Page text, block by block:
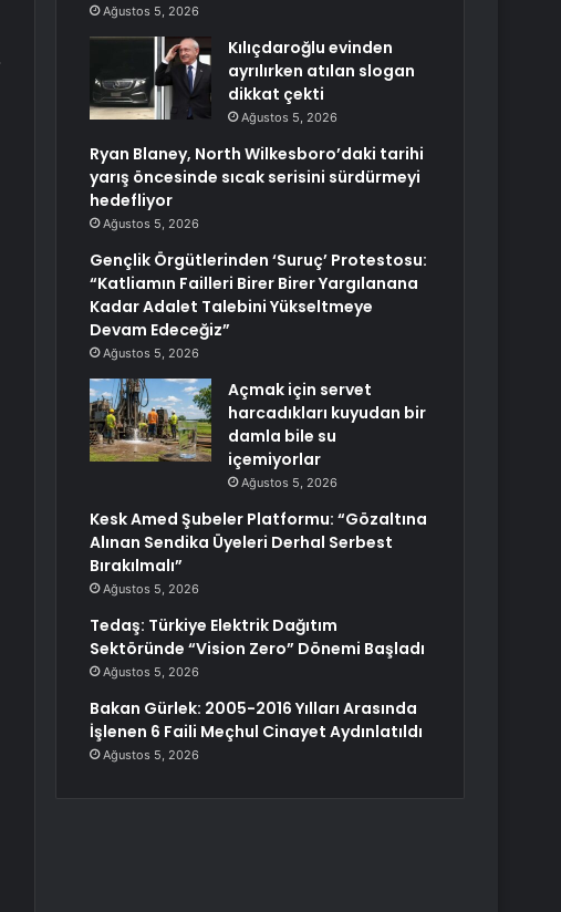
Ağustos 5, 2026
Kılıçdaroğlu evinden
ayrılırken atılan slogan
dikkat çekti
Ağustos 5, 2026
Ryan Blaney, North Wilkesboro’daki tarihi
yarış öncesinde sıcak serisini sürdürmeyi
hedefliyor
Ağustos 5, 2026
Gençlik Örgütlerinden ‘Suruç’ Protestosu:
“Katliamın Failleri Birer Birer Yargılanana
Kadar Adalet Talebini Yükseltmeye
Devam Edeceğiz”
Ağustos 5, 2026
Açmak için servet
harcadıkları kuyudan bir
damla bile su
içemiyorlar
Ağustos 5, 2026
Kesk Amed Şubeler Platformu: “Gözaltına
Alınan Sendika Üyeleri Derhal Serbest
Bırakılmalı”
Ağustos 5, 2026
Tedaş: Türkiye Elektrik Dağıtım
Sektöründe “Vision Zero” Dönemi Başladı
Ağustos 5, 2026
Bakan Gürlek: 2005-2016 Yılları Arasında
İşlenen 6 Faili Meçhul Cinayet Aydınlatıldı
Ağustos 5, 2026